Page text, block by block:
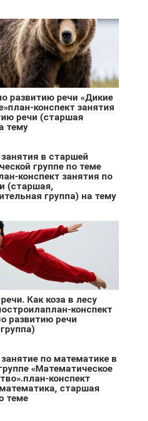
развитию речи «Дикие
конспект занятия
речи (старшая
тему
в старшей
группе по теме
конспект занятия по
(старшая,
группа) на тему
Как коза в лесу
конспект
развитию речи
по математике в
«Математическое
конспект
старшая
теме